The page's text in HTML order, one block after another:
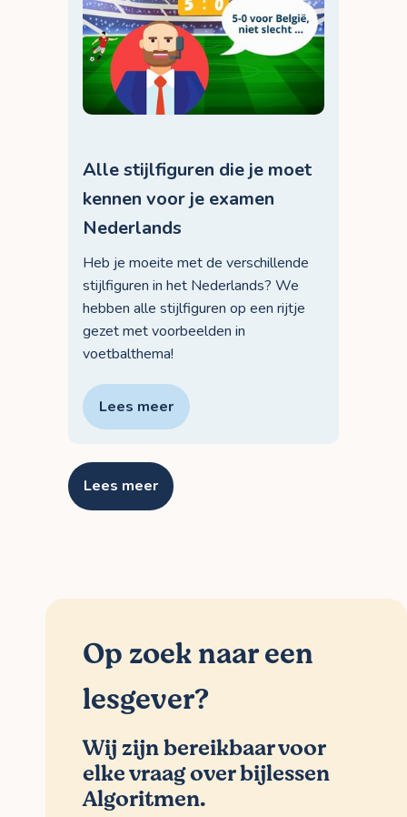
Alle stijlfiguren die je moet
kennen voor je examen
Nederlands
Heb je moeite met de verschillende
stijlfiguren in het Nederlands? We
hebben alle stijlfiguren op een rijtje
gezet met voorbeelden in
voetbalthema!
Lees meer
Lees meer
Op zoek naar een
lesgever?
Wij zijn bereikbaar voor
elke vraag over bijlessen
Algoritmen.